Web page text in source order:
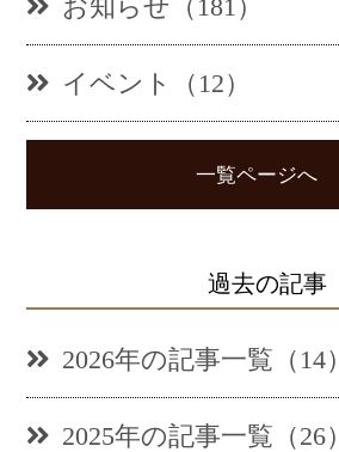
お知らせ（181）
イベント（12）
一覧ページへ
過去の記事
2026年の記事一覧（14）
2025年の記事一覧（26）